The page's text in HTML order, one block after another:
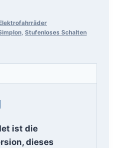
, Stufenloses Schalten
ist die
dieses